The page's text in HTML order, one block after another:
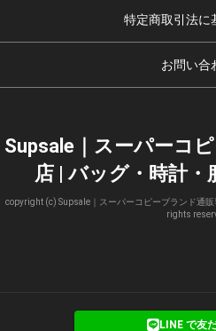
特定商取引法に
お問い合
Supsale｜スーパーコ
店 | バッグ・時計・
copyright (c) Supsale｜スーパーコピーブランド通販
rights
LINE で友